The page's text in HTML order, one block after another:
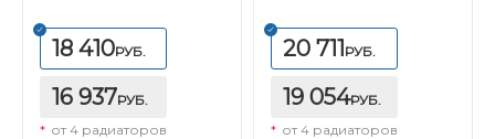
18 410РУБ.
16 937РУБ.
* от 4 радиаторов
20 711РУБ.
19 054РУБ.
* от 4 радиаторов